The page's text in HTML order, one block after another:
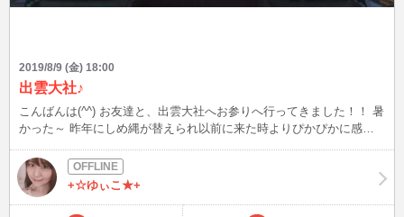
2019/8/9 (金) 18:00
出雲大社♪
こんばんは(^^) お友達と、出雲大社へお参りへ行ってきました！！ 暑
かった～ 昨年にしめ縄が替えられ以前に来た時よりぴかぴかに感じ
し？
+☆ゆぃこ★+